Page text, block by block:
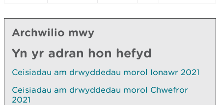
Archwilio mwy
Yn yr adran hon hefyd
Ceisiadau am drwyddedau morol Ionawr 2021
Ceisiadau am drwyddedau morol Chwefror
2021